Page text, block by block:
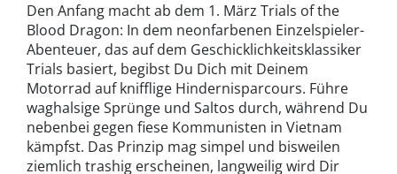
Den Anfang macht ab dem 1. März Trials of the
Blood Dragon: In dem neonfarbenen Einzelspieler-
Abenteuer, das auf dem Geschicklichkeitsklassiker
Trials basiert, begibst Du Dich mit Deinem
Motorrad auf knifflige Hindernisparcours. Führe
waghalsige Sprünge und Saltos durch, während Du
nebenbei gegen fiese Kommunisten in Vietnam
kämpfst. Das Prinzip mag simpel und bisweilen
ziemlich trashig erscheinen, langweilig wird Dir